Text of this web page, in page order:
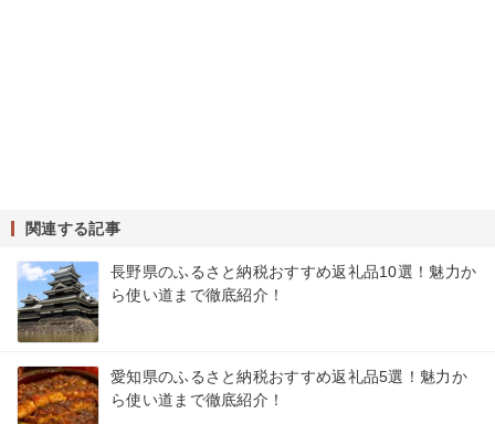
関連する記事
長野県のふるさと納税おすすめ返礼品10選！魅力か
ら使い道まで徹底紹介！
愛知県のふるさと納税おすすめ返礼品5選！魅力か
ら使い道まで徹底紹介！